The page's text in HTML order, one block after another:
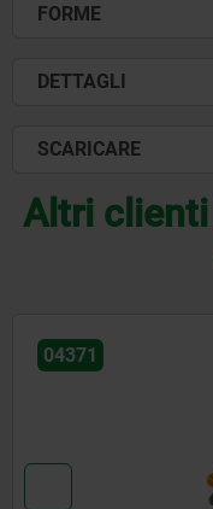
FORME
DETTAGLI
SCARICARE
Altri
04371